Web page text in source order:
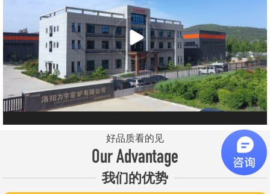
元件、高温窑具等。 历经二十余年市场积累，公司产品质量稳
定、性能可靠，应用场景覆盖高校、科研院所、工矿企业等领域，服
务于粉末、冶金、电子、煤炭、医药、陶瓷、玻璃、铝业、汽车、特
种新材料、耐火材料、新能源、航天航空、化工、金属烧结及金属热
处理等行业，产品覆盖国内多省市，并出口至海外多个国家和地
区。 近年来，公司通过理念更新、体制机制优化与科技创新，于
稳步增长，国内市场份额稳步提升，并获得质量诚信AAA 级企业荣
誉证书。 在产品技术方面，公司坚持精益求精、持续创新，自主
研发LYL系列节能精密型智能化电炉、窑炉产品，多项产品通过相关
权威认证。产品具备升温快、节能效果显著、温控精准、智能自动化
好品质看的见
Our Advantage
我们的优势